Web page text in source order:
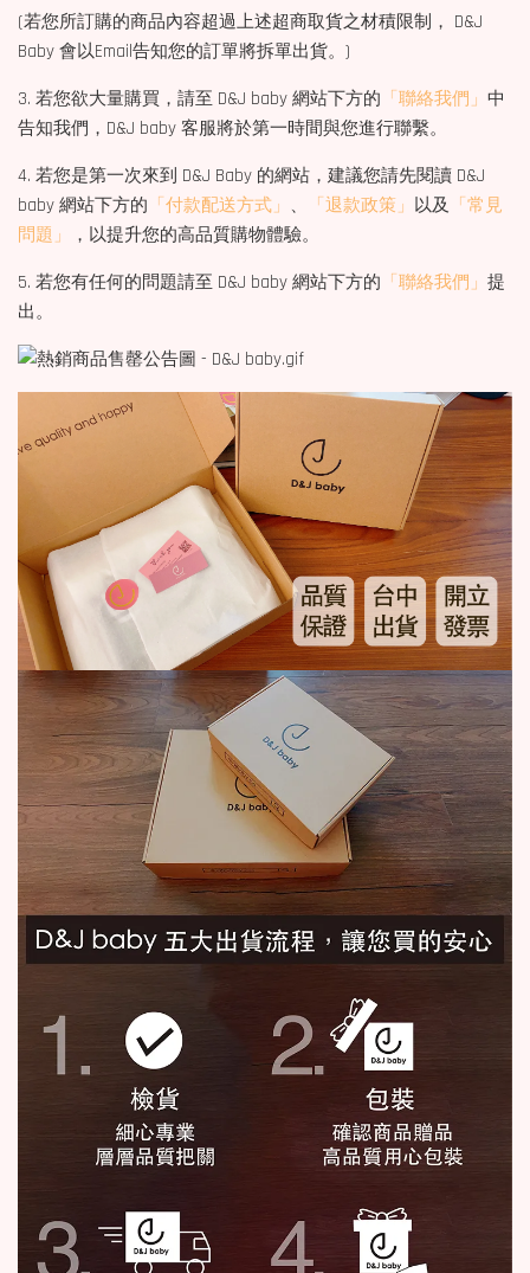
(若您所訂購的商品內容超過上述超商取貨之材積限制， D&J
Baby 會以Email告知您的訂單將拆單出貨。)
3. 若您欲大量購買，請至 D&J baby 網站下方的 「聯絡我們」 中
告知我們，D&J baby 客服將於第一時間與您進行聯繫。
4. 若您是第一次來到 D&J Baby 的網站，建議您請先閱讀 D&J
baby 網站下方的 「付款配送方式」 、 「退款政策」 以及 「常見
問題」
，以提升您的高品質購物體驗。
5. 若您有任何的問題請至 D&J baby 網站下方的 「聯絡我們」 提
出。